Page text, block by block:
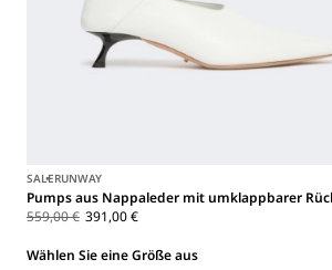
SALERUNWAY
Pumps aus Nappaleder mit umklappbarer
559,00 € 391,00 €
Wählen Sie eine Größe aus